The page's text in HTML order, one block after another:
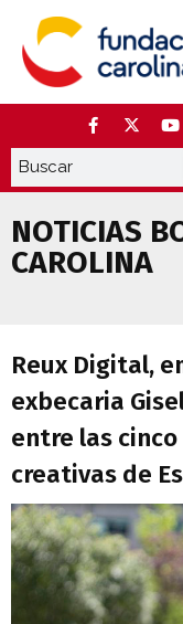
contenido
NOTICIAS
CAROLINA
Reux Digital,
Reux Digital,
exbecaria
entre las
creativas de